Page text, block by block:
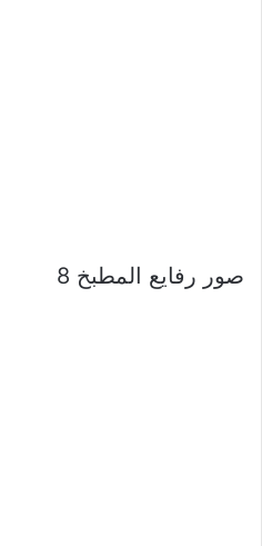
صور رفايع المطبخ 8